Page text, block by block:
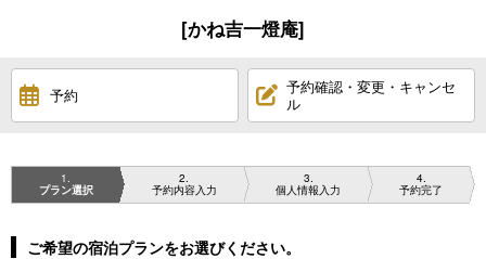
[かね吉一燈庵]
予約
予約確認・変更・キャンセ
ル
1
プラン選択
2
予約内容入力
3
個人情報入力
4
予約完了
ご希望の宿泊プランをお選びください。